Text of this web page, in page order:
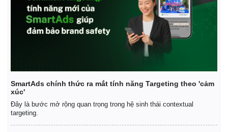
SmartAds chính thức ra mắt tính năng Targeting theo 'cảm
xúc'
Đây là bước mở rộng quan trọng trong hệ sinh thái contextual
targeting.